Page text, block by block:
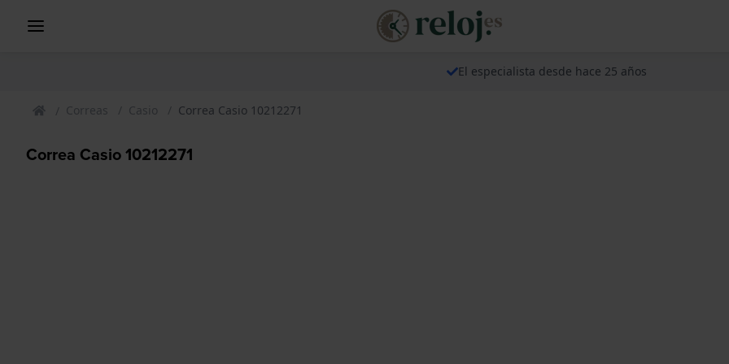
El especialista desde hace 25 años
Correas Casio Correa Casio 10212271
Correa Casio 10212271